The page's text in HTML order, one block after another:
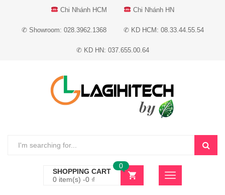
Chi Nhánh HCM Chi Nhánh HN
✆ Showroom: 028.3962.1368 ✆ KD HCM: 08.33.44.55.54
✆ KD HN: 037.655.00.64
SHOPPING CART
0 item(s) -0 ₫
0